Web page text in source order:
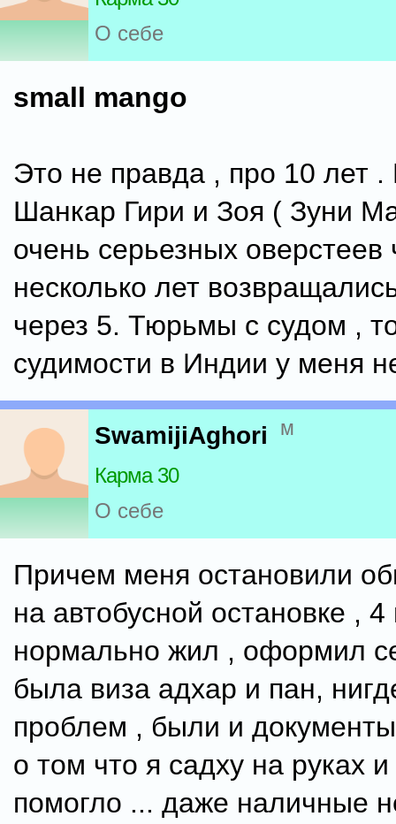
О себе
small mango
Это не правда , про 10 лет .
Шанкар Гири и Зоя ( Зуни
очень серьезных оверстеев
несколько лет
через 5. Тюрьмы с судом ,
судимости в Индии у меня
SwamijiAghori м
Карма 30
О себе
Причем меня остановили
на автобусной остановке , 4
нормально жил , оформил
была виза адхар и пан,
проблем , были и
о том что я садху на руках
помогло ... даже наличные